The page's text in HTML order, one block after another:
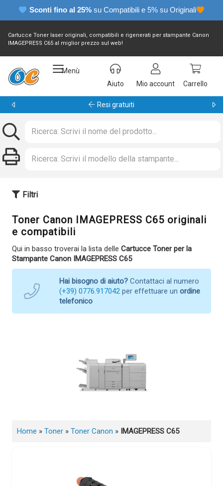
Sconti fino al 25% su Compatibili e 5% su Originali
Cartucce Toner laser originali, compatibili e rigenerati per stampante Canon
IMAGEPRESS C65 al miglior prezzo sul web!
Menù
Aiuto
Mio account Carrello
Resi gratuiti
Filtri
Toner Canon IMAGEPRESS C65 originali
e compatibili
Qui in basso troverai la lista delle Cartucce Toner per la
Stampante Canon IMAGEPRESS C65
Hai bisogno di aiuto? Contattaci al numero
(+39) 0776.917042 per effettuare un ordine
telefonico
Home » Toner » Toner Canon » IMAGEPRESS C65